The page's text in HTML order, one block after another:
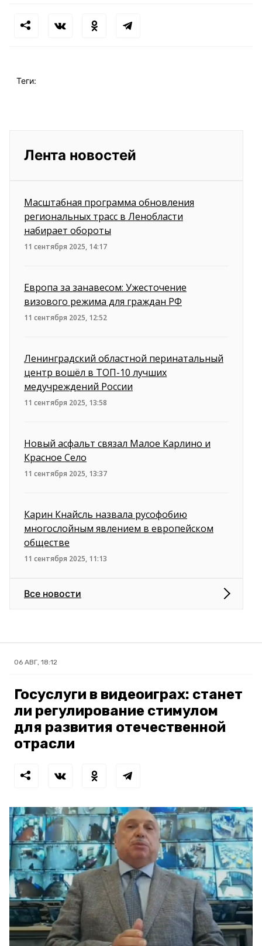
Теги:
Лента новостей
Масштабная программа обновления
региональных трасс в Ленобласти
набирает обороты
11 сентября 2025, 14:17
Европа за занавесом: Ужесточение
визового режима для граждан РФ
11 сентября 2025, 12:52
Ленинградский областной перинатальный
центр вошёл в ТОП-10 лучших
медучреждений России
11 сентября 2025, 13:58
Новый асфальт связал Малое Карлино и
Красное Село
11 сентября 2025, 13:37
Карин Кнайсль назвала русофобию
многослойным явлением в европейском
обществе
11 сентября 2025, 11:13
Все новости
06 АВГ, 18:12
Госуслуги в видеоиграх: станет
ли регулирование стимулом
для развития отечественной
отрасли